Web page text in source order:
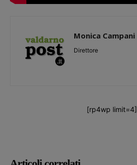
Monica Campani
Direttore
[rp4wp limit=4]